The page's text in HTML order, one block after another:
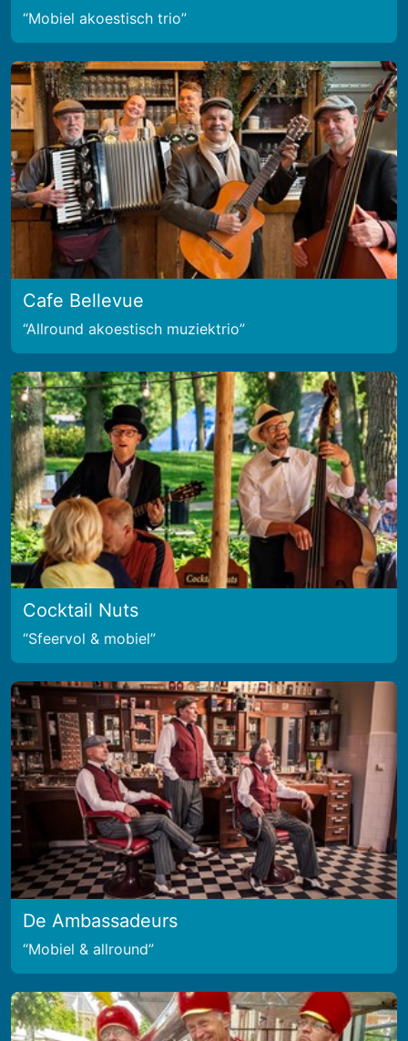
Mobiel akoestisch trio
Cafe Bellevue
Allround akoestisch muziektrio
Cocktail Nuts
Sfeervol & mobiel
De Ambassadeurs
Mobiel & allround